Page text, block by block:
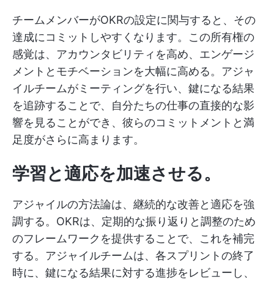
チームメンバーがOKRの設定に関与すると、その
達成にコミットしやすくなります。この所有権の
感覚は、アカウンタビリティを高め、エンゲージ
メントとモチベーションを大幅に高める。アジャ
イルチームがミーティングを行い、鍵になる結果
を追跡することで、自分たちの仕事の直接的な影
響を見ることができ、彼らのコミットメントと満
足度がさらに高まります。
学習と適応を加速させる。
アジャイルの方法論は、継続的な改善と適応を強
調する。OKRは、定期的な振り返りと調整のため
のフレームワークを提供することで、これを補完
する。アジャイルチームは、各スプリントの終了
時に、鍵になる結果に対する進捗をレビューし、